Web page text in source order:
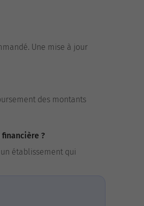
Une mise à jour
des montants
?
établissement qui